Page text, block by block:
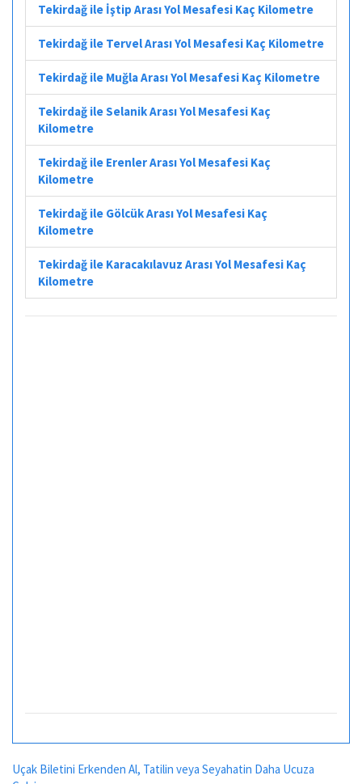
Tekirdağ ile İştip Arası Yol Mesafesi Kaç Kilometre
Tekirdağ ile Tervel Arası Yol Mesafesi Kaç Kilometre
Tekirdağ ile Muğla Arası Yol Mesafesi Kaç Kilometre
Tekirdağ ile Selanik Arası Yol Mesafesi Kaç
Kilometre
Tekirdağ ile Erenler Arası Yol Mesafesi Kaç
Kilometre
Tekirdağ ile Gölcük Arası Yol Mesafesi Kaç
Kilometre
Tekirdağ ile Karacakılavuz Arası Yol Mesafesi Kaç
Kilometre
Uçak Biletini Erkenden Al, Tatilin veya Seyahatin Daha Ucuza